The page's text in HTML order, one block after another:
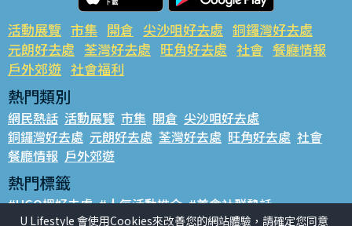
活動展覽 市集 開倉 尖沙咀好去處 銅鑼灣好去處
元朗好去處 荃灣好去處 旺角好去處 社會 餐廳情報
戶外郊遊 社會福利
熱門類別
網民熱話 活動展覽 市集 開倉 尖沙咀好去處
銅鑼灣好去處 元朗好去處 荃灣好去處 旺角好去處 社會
餐廳情報 戶外郊遊
熱門標籤
#UGO搵好去處 #人氣活動推介 #美食社群熱話
U Lifestyle 會使用Cookies來改善您的網站體驗，請確定您同意